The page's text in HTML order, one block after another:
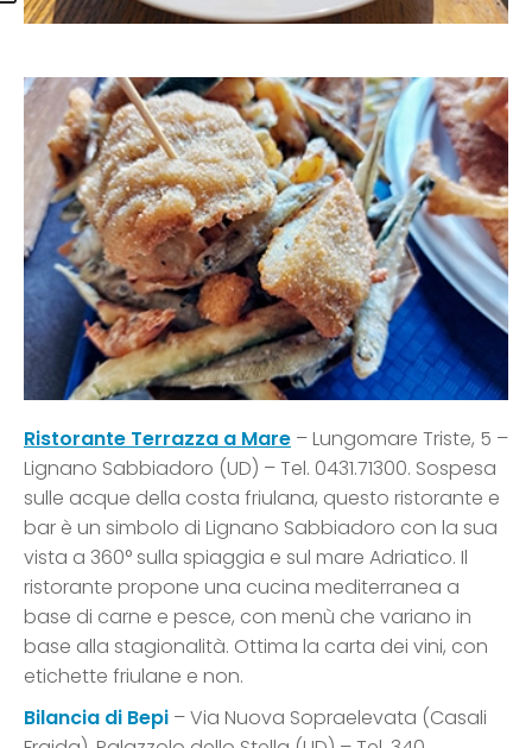
Ristorante Terrazza a Mare – Lungomare Triste, 5 –
Lignano Sabbiadoro (UD) – Tel. 0431.71300. Sospesa
sulle acque della costa friulana, questo ristorante e
bar è un simbolo di Lignano Sabbiadoro con la sua
vista a 360° sulla spiaggia e sul mare Adriatico. Il
ristorante propone una cucina mediterranea a
base di carne e pesce, con menù che variano in
base alla stagionalità. Ottima la carta dei vini, con
etichette friulane e non.
Bilancia di Bepi – Via Nuova Sopraelevata (Casali